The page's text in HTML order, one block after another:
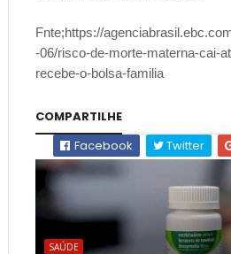
Fnte;https://
-06/risco-de-morte-materna-cai-
recebe-o-bolsa-familia
COMPARTILHE
Facebook
Twitter
SAÚDE